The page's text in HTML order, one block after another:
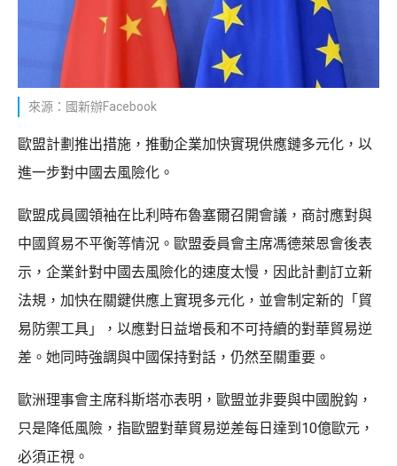
來源：國新辦Facebook
歐盟計劃推出措施，推動企業加快實現供應鏈多元化，以
進一步對中國去風險化。
歐盟成員國領袖在比利時布魯塞爾召開會議，商討應對與
中國貿易不平衡等情況。歐盟委員會主席馮德萊恩會後表
示，企業針對中國去風險化的速度太慢，因此計劃訂立新
法規，加快在關鍵供應上實現多元化，並會制定新的「貿
易防禦工具」，以應對日益增長和不可持續的對華貿易逆
差。她同時強調與中國保持對話，仍然至關重要。
歐洲理事會主席科斯塔亦表明，歐盟並非要與中國脫鈎，
只是降低風險，指歐盟對華貿易逆差每日達到10億歐元，
必須正視。